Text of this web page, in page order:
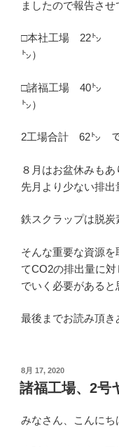
ましたので報告させ
□本社工場 22㌧
㌧）
□諸福工場 40㌧
㌧）
2工場合計 62㌧ で
８月はお盆休みもあ
先月より少ない排出
鉄スクラップは脱炭
そんな重要な資源
てCO2の排出量に
でいく必要があると
最後までお読み頂き
投
稿
日:
8月 17, 2020
諸福工場、2号
みなさん、こんにち